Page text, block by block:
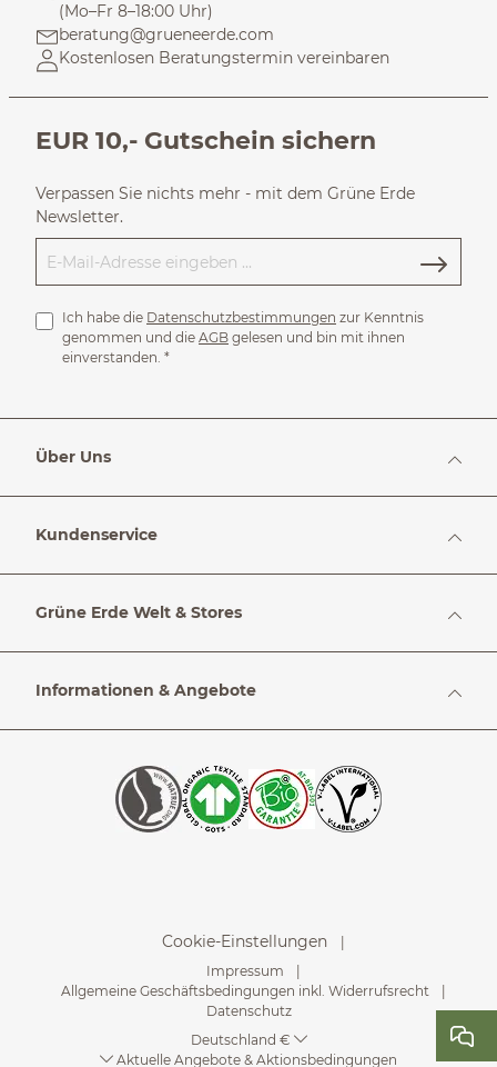
(Mo–Fr 8–18:00 Uhr)
beratung@grueneerde.com
Kostenlosen Beratungstermin vereinbaren
EUR 10,- Gutschein sichern
Verpassen Sie nichts mehr - mit dem Grüne Erde
Newsletter.
Ich habe die Datenschutzbestimmungen zur Kenntnis
genommen und die AGB gelesen und bin mit ihnen
einverstanden. *
Über Uns
Kundenservice
Grüne Erde Welt & Stores
Informationen & Angebote
Aktuelle Angebote & Aktionsbedingungen
Cookie-Einstellungen
Impressum
Allgemeine Geschäftsbedingungen inkl. Widerrufsrecht
Datenschutz
Deutschland €